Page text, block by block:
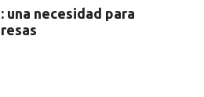
una necesidad para